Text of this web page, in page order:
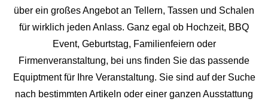
über ein großes Angebot an Tellern, Tassen und Schalen
für wirklich jeden Anlass. Ganz egal ob Hochzeit, BBQ
Event, Geburtstag, Familienfeiern oder
Firmenveranstaltung, bei uns finden Sie das passende
Equiptment für Ihre Veranstaltung. Sie sind auf der Suche
nach bestimmten Artikeln oder einer ganzen Ausstattung